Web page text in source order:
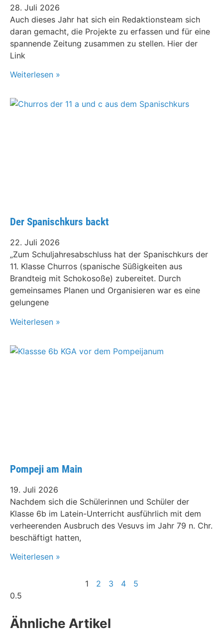
28. Juli 2026
Auch dieses Jahr hat sich ein Redaktionsteam sich
daran gemacht, die Projekte zu erfassen und für eine
spannende Zeitung zusammen zu stellen. Hier der
Link
Weiterlesen »
Der Spanischkurs backt
22. Juli 2026
„Zum Schuljahresabschluss hat der Spanischkurs der
11. Klasse Churros (spanische Süßigkeiten aus
Brandteig mit Schokosoße) zubereitet. Durch
gemeinsames Planen und Organisieren war es eine
gelungene
Weiterlesen »
Pompeji am Main
19. Juli 2026
Nachdem sich die Schülerinnen und Schüler der
Klasse 6b im Latein-Unterricht ausführlich mit dem
verheerenden Ausbruch des Vesuvs im Jahr 79 n. Chr.
beschäftigt hatten,
Weiterlesen »
1 2 3 4 5
Ähnliche Artikel